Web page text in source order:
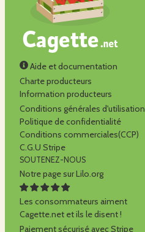
Aide et documentation
Charte producteurs
Information producteurs
Conditions générales d'utilisation
Politique de confidentialité
Conditions commerciales(CCP)
C.G.U Stripe
SOUTENEZ-NOUS
Notre page sur Lilo.org
Les consommateurs aiment
Cagette.net et ils le disent !
Paiement sécurisé avec Stripe